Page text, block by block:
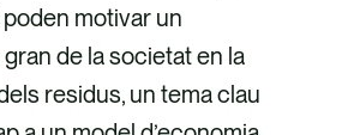
r
ò
n
motivar un
de la societat en la
residus, un tema clau